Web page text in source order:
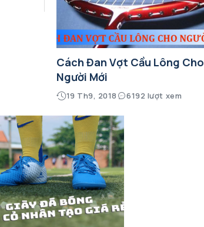
Cách Đan Vợt Cầu Lông Cho
Người Mới
19 Th9, 2018 6192 lượt xem